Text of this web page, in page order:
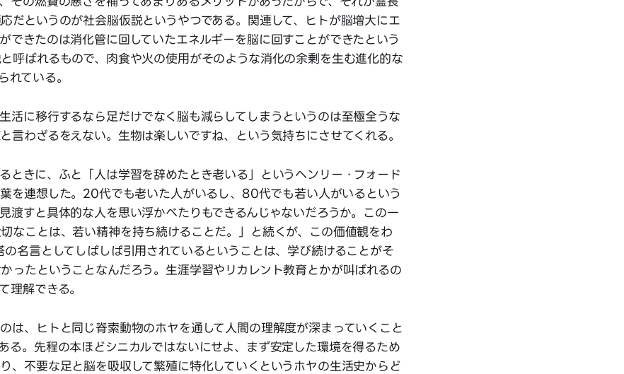
だというのが社会脳仮説というやつである。関連して、ヒトが脳増大にエ
できたのは消化管に回していたエネルギーを脳に回すことができたという
呼ばれるもので、肉食や火の使用がそのような消化の余剰を生む進化的な
れている。
活に移行するなら足だけでなく脳も減らしてしまうというのは至極全うな
言わざるをえない。生物は楽しいですね、という気持ちにさせてくれる。
ときに、ふと「人は学習を辞めたとき老いる」というヘンリー・フォード
を連想した。20代でも老いた人がいるし、80代でも若い人がいるという
渡すと具体的な人を思い浮かべたりもできるんじゃないだろうか。この一
なことは、若い精神を持ち続けることだ。」と続くが、この価値観をわ
名言としてしばしば引用されているということは、学び続けることがそ
ったということなんだろう。生涯学習やリカレント教育とかが叫ばれるの
理解できる。
は、ヒトと同じ脊索動物のホヤを通して人間の理解度が深まっていくこと
る。先程の本ほどシニカルではないにせよ、まず安定した環境を得るため
、不要な足と脳を吸収して繁殖に特化していくというホヤの生活史からど